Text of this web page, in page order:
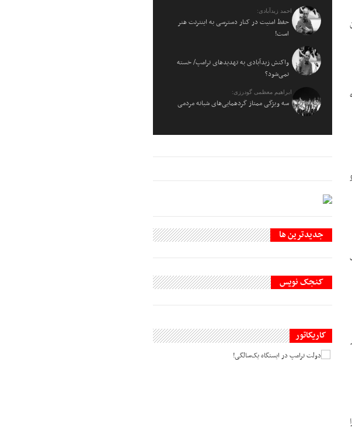
احمد زیدآبادی:
حفظ امنیت در کنار دسترسی به اینترنت هنر
است!
واکنش زیدآبادی به تهدیدهای ترامپ/ خسته
نمی‌شود؟
ابراهیم معظمی گودرزی:
سه ویژگی ممتاز گردهمایی‌های شبانه مردمی
جديدترين ها
کنجک نویس
کاریکاتور